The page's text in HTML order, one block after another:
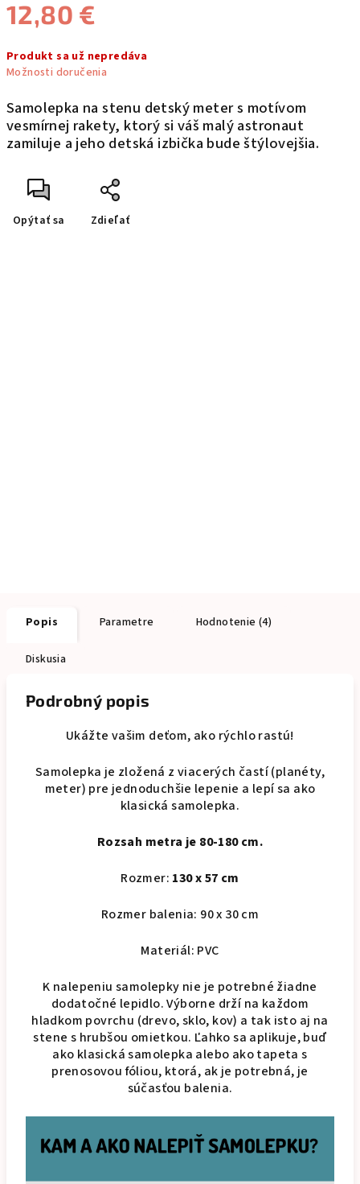
12,80 €
cena:
Produkt sa už nepredáva
Možnosti doručenia
Samolepka na stenu detský meter s motívom
vesmírnej rakety, ktorý si váš malý astronaut
zamiluje a jeho detská izbička bude štýlovejšia.
Opýtať sa Zdieľať
Popis Parametre Hodnotenie (4)
Diskusia
Podrobný popis
Ukážte vašim deťom, ako rýchlo rastú!
Samolepka je zložená z viacerých častí (planéty,
meter) pre jednoduchšie lepenie a lepí sa ako
klasická samolepka.
Rozsah metra je 80-180 cm.
Rozmer: 130 x 57 cm
Rozmer balenia: 90 x 30 cm
Materiál: PVC
K nalepeniu samolepky nie je potrebné žiadne
dodatočné lepidlo. Výborne drží na každom
hladkom povrchu (drevo, sklo, kov) a tak isto aj na
stene s hrubšou omietkou. Ľahko sa aplikuje, buď
ako klasická samolepka alebo ako tapeta s
prenosovou fóliou, ktorá, ak je potrebná, je
súčasťou balenia.